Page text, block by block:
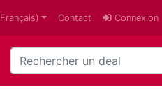
Français) Contact Connexion